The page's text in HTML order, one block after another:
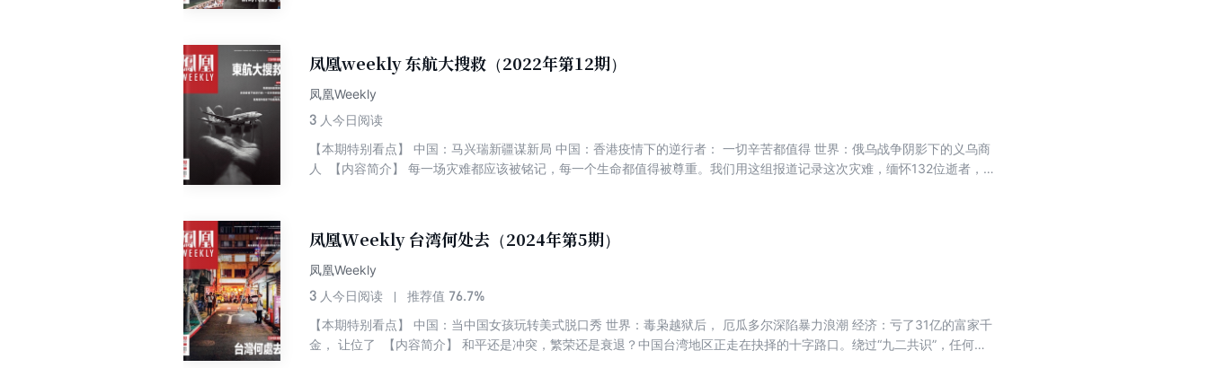
的美国航空业 朝鲜旅游或将重启
凤凰weekly 东航大搜救（2022年第12期）
凤凰Weekly
3 人今日阅读
【本期特别看点】 中国：马兴瑞新疆谋新局 中国：香港疫情下的逆行者： 一切辛苦都值得 世界：俄乌战争阴影下的义乌商
人 【内容简介】 每一场灾难都应该被铭记，每一个生命都值得被尊重。我们用这组报道记录这次灾难，缅怀132位逝者，同
凤凰Weekly 台湾何处去（2024年第5期）
凤凰Weekly
3 人今日阅读 推荐值 76.7%
【本期特别看点】 中国：当中国女孩玩转美式脱口秀 世界：毒枭越狱后， 厄瓜多尔深陷暴力浪潮 经济：亏了31亿的富家千
金， 让位了 【内容简介】 和平还是冲突，繁荣还是衰退？中国台湾地区正走在抉择的十字路口。绕过“九二共识”，任何政